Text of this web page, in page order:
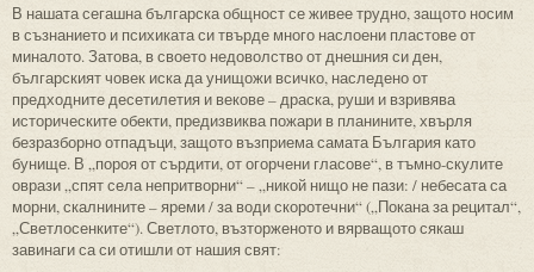
В нашата сегашна българска общност се живее трудно, защото носим
в съзнанието и психиката си твърде много наслоени пластове от
миналото. Затова, в своето недоволство от днешния си ден,
българският човек иска да унищожи всичко, наследено от
предходните десетилетия и векове – драска, руши и взривява
историческите обекти, предизвиква пожари в планините, хвърля
безразборно отпадъци, защото възприема самата България като
бунище. В „пороя от сърдити, от огорчени гласове“, в тъмно-скулите
оврази „спят села непритворни“ – „никой нищо не пази: / небесата са
морни, скалнините – яреми / за води скоротечни“ („Покана за рецитал“,
„Светлосенките“). Светлото, възторженото и вярващото сякаш
завинаги са си отишли от нашия свят: